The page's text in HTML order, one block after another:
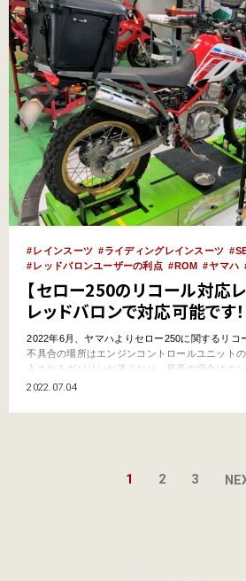
レインスーツ ライディングレインスーツ
レッドバロンユーザーの利点
ROM ヤマハ
【セロー250のリコール対応
レッドバロンで対応可能です！
2022年6月、ヤマハよりセロー250に関するリコ
不具合の場所はエンジンコントロールユニット
入されるガソリンが薄くなり、最悪の場合はエ
う内容です。平成30年8月～令和2年7月の間に製
ではレッドバロンでリコール対応をしてもらう
2022.07.04
1 2 3